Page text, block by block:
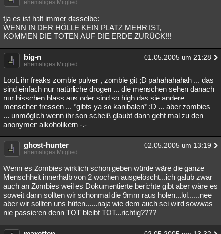
ehemaliges Mitglied
tja es ist halt immer dasselbe:
WENN IN DER HÖLLE KEIN PLATZ MEHR IST,
KOMMEN DIE TOTEN AUF DIE ERDE ZURÜCK!!!
big-n 01.05.2005 um 21:28
ehemaliges Mitglied
LooL ihr freaks zombie pulver , zombie git ;D pahahahahah ... das
sind einfach nur natürliche drogen ... die menschen sehen danach
nur bisschen blass aus oder sind so high das sie andere
menschen fressen ... *gibts ya so kanibalen* ;D ... aber zombies
... unmöglich wenn ihr son scheiß glaubt dann geht mal zu den
anonymen alkoholikern -.-
ghost-hunter 02.05.2005 um 13:19
ehemaliges Mitglied
Wenn es Zombies wirklich schon geben würde wäre die ganze
Menschheit innerhalb von 2 wochen ausgelöscht...ich galub zwar
auch an Zombies weil es Dokumentierte berichte gibt aber wäre es
soweit dann sollten wir schonmal die 9mm raus holen...lol......nee
aber wir sollten uns hüten......naja wie dem auch sei wird sowwas
nie passieren denn TOT bleibt TOT...richtig????